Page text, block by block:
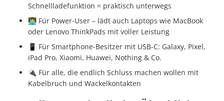
Schnellladefunktion = praktisch unterwegs
👨‍💻 Für Power-User – lädt auch Laptops wie MacBook
oder Lenovo ThinkPads mit voller Leistung
📱 Für Smartphone-Besitzer mit USB-C: Galaxy, Pixel,
iPad Pro, Xiaomi, Huawei, Nothing & Co.
🔌 Für alle, die endlich Schluss machen wollen mit
Kabelbruch und Wackelkontakten